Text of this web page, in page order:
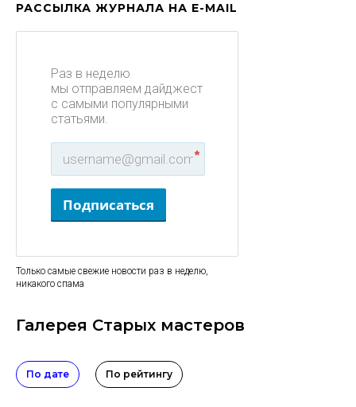
РАССЫЛКА ЖУРНАЛА НА E-MAIL
Раз в неделю
мы отправляем дайджест
с самыми популярными
статьями.
*
Подписаться
Только самые свежие новости раз в неделю,
никакого спама
Галерея Старых мастеров
По дате По рейтингу